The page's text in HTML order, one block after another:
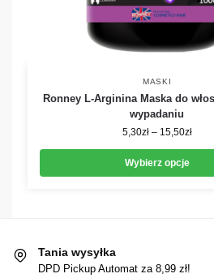
MASKI
Ronney L-Arginina Maska do
wypadaniu
5,30zł – 15,50zł
Wybierz opcje
Tania wysyłka
DPD Pickup Automat za 8,99 zł!